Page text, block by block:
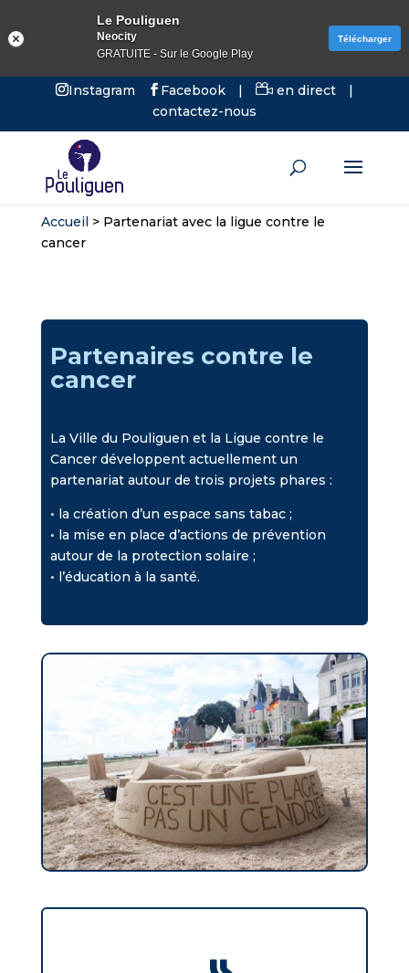
Instagram Facebook | en direct
|
contactez-nous
Accueil> Partenariat avec la ligue contre le
cancer
Partenaires contre le
cancer
La Ville du Pouliguen et la Ligue contre le
Cancer développent actuellement un
partenariat autour de trois projets phares :
• la création d’un espace sans tabac ;
• la mise en place d’actions de prévention
autour de la protection solaire ;
• l’éducation à la santé.
Le Pouliguen
Neocity
GRATUITE - Sur le Google Play
Télécharger